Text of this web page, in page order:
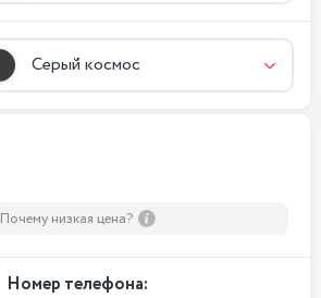
Серый космос
Почему низкая цена?
Номер телефона: